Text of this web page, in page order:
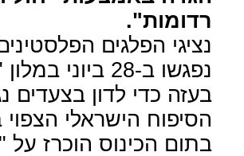
רדומות".
נציגי הפלגים
נפגשו ב-28 ביוני
בעזה כדי לדון בצעדים
הסיפוח הישראלי הצפוי
בתום הכינוס הוכרז על